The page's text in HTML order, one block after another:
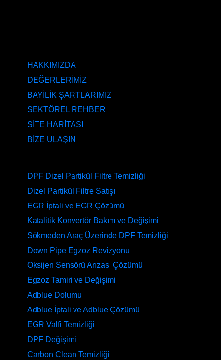
HAKKIMIZDA
DEĞERLERİMİZ
BAYİLİK ŞARTLARIMIZ
SEKTÖREL REHBER
SİTE HARİTASI
BİZE ULAŞIN
DPF Dizel Partikül Filtre Temizliği
Dizel Partikül Filtre Satışı
EGR İptali ve EGR Çözümü
Katalitik Konvertör Bakım ve Değişimi
Sökmeden Araç Üzerinde DPF Temizliği
Down Pipe Egzoz Revizyonu
Oksijen Sensörü Arızası Çözümü
Egzoz Tamiri ve Değişimi
Adblue Dolumu
Adblue İptali ve Adblue Çözümü
EGR Valfi Temizliği
DPF Değişimi
Carbon Clean Temizliği